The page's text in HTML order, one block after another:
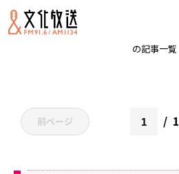
の記事一覧
前ページ 1